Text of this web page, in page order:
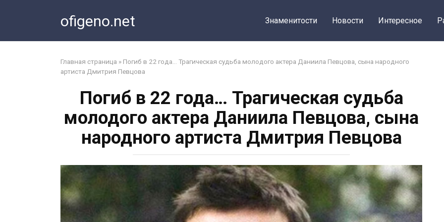
ofigeno.net Знаменитости Новости Интересное
Главная страница » Погиб в 22 года… Трагическая судьба молодого актера Даниила Певцова, сына народного
артиста Дмитрия Певцова
Погиб в 22 года… Трагическая судьба
молодого актера Даниила Певцова, сына
народного артиста Дмитрия Певцова